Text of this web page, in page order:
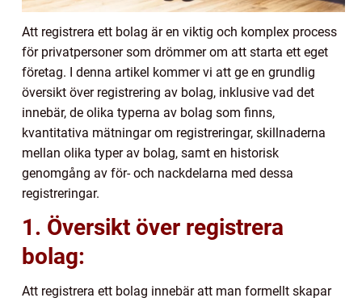
Att registrera ett bolag är en viktig och komplex process
för privatpersoner som drömmer om att starta ett eget
företag. I denna artikel kommer vi att ge en grundlig
översikt över registrering av bolag, inklusive vad det
innebär, de olika typerna av bolag som finns,
kvantitativa mätningar om registreringar, skillnaderna
mellan olika typer av bolag, samt en historisk
genomgång av för- och nackdelarna med dessa
registreringar.
1. Översikt över registrera
bolag:
Att registrera ett bolag innebär att man formellt skapar